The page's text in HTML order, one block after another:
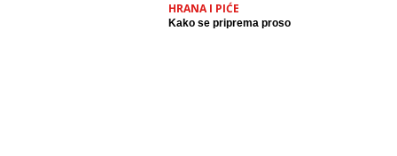
HRANA I PIĆE
Kako se priprema proso